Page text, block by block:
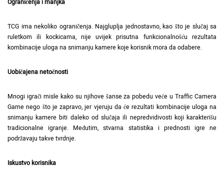
Ograničenja i manjka
TCG ima nekoliko ograničenja. Najgluplja jednostavno, kao što je slučaj sa
ruletkom ili kockicama, nije uvijek prisutna funkcionalnošću rezultata
kombinacije uloga na snimanju kamere koje korisnik mora da odabere.
Uobičajena netočnosti
Mnogi igrači misle kako su njihove šanse za pobedu veće u Traffic Camera
Game nego što je zapravo, jer vjeruju da će rezultati kombinacije uloga na
snimanju kamere biti daleko od slučaja ili nepredvidivosti koji karakterišu
tradicionalne igranje. Međutim, stvarna statistika i prednosti igre ne
podržavaju takve tvrdnje.
Iskustvo korisnika